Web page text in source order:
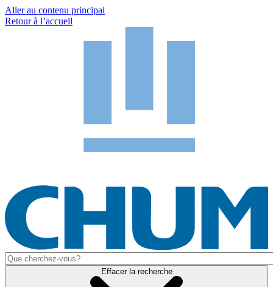
Aller au contenu principal
Retour à l’accueil
Effacer la recherche